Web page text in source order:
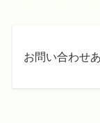
お問い合わせ